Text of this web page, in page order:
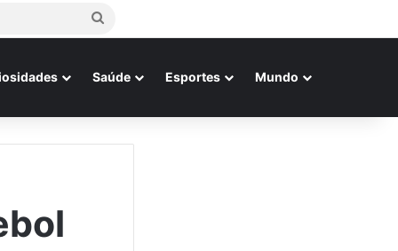
Procurar
Saúde Esportes Mundo